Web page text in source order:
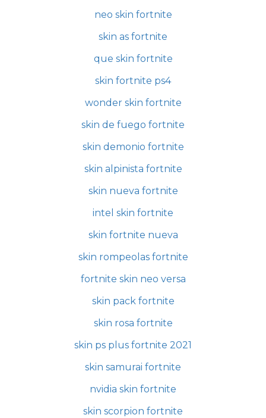
neo skin fortnite
skin as fortnite
que skin fortnite
skin fortnite ps4
wonder skin fortnite
skin de fuego fortnite
skin demonio fortnite
skin alpinista fortnite
skin nueva fortnite
intel skin fortnite
skin fortnite nueva
skin rompeolas fortnite
fortnite skin neo versa
skin pack fortnite
skin rosa fortnite
skin ps plus fortnite 2021
skin samurai fortnite
nvidia skin fortnite
skin scorpion fortnite